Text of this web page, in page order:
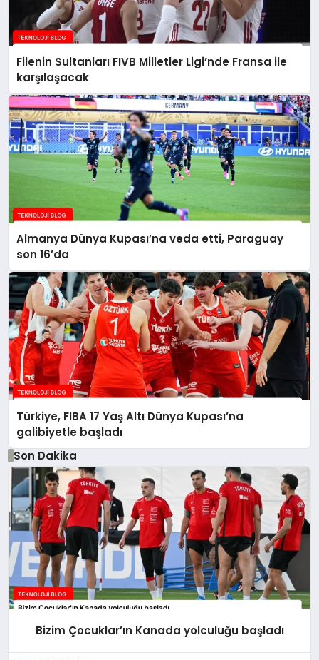
Filenin Sultanları FIVB Milletler Ligi’nde Fransa ile
karşılaşacak
Almanya Dünya Kupası’na veda etti, Paraguay
son 16’da
Türkiye, FIBA 17 Yaş Altı Dünya Kupası’na
galibiyetle başladı
Son Dakika
Bizim Çocuklar’ın Kanada yolculuğu başladı